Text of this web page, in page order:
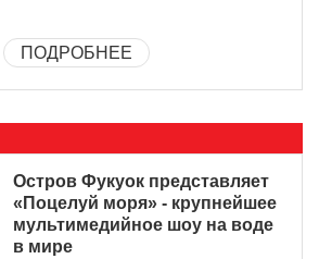
ПОДРОБНЕЕ
Остров Фукуок представляет
«Поцелуй моря» - крупнейшее
мультимедийное шоу на воде
в мире